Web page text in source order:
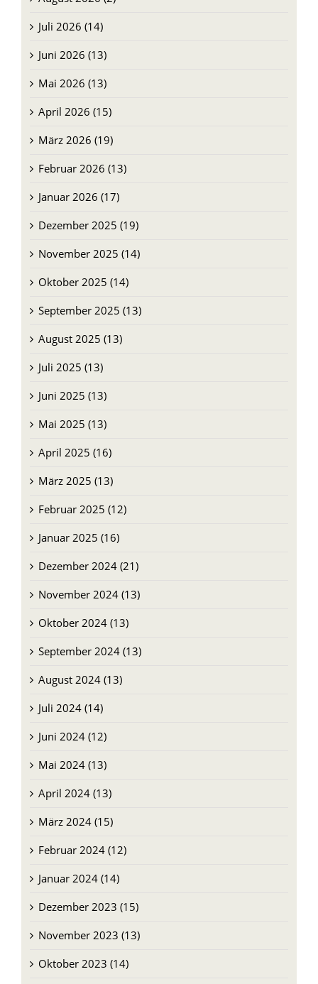
Juli 2026 (14)
Juni 2026 (13)
Mai 2026 (13)
April 2026 (15)
März 2026 (19)
Februar 2026 (13)
Januar 2026 (17)
Dezember 2025 (19)
November 2025 (14)
Oktober 2025 (14)
September 2025 (13)
August 2025 (13)
Juli 2025 (13)
Juni 2025 (13)
Mai 2025 (13)
April 2025 (16)
März 2025 (13)
Februar 2025 (12)
Januar 2025 (16)
Dezember 2024 (21)
November 2024 (13)
Oktober 2024 (13)
September 2024 (13)
August 2024 (13)
Juli 2024 (14)
Juni 2024 (12)
Mai 2024 (13)
April 2024 (13)
März 2024 (15)
Februar 2024 (12)
Januar 2024 (14)
Dezember 2023 (15)
November 2023 (13)
Oktober 2023 (14)